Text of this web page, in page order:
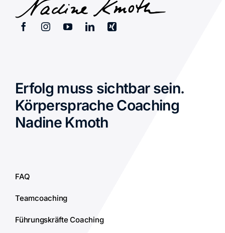
Erfolg muss sichtbar sein.
Körpersprache Coaching
Nadine Kmoth
FAQ
Teamcoaching
Führungskräfte Coaching